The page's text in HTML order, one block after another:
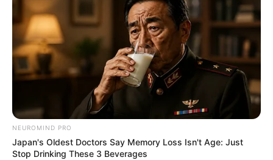
τραγικό συμβάν σημειώθηκε πριν λίγο.
Σύμφωνα με τα πρώτα στοιχεία, μια παλέτα
καταπλάκωσε τον εργαζόμενο κατά τη
διάρκεια της εργασίας.
Με ασθενοφόρο μεταφέρθηκε στο νοσοκομείο
της Χαλκίδας αλλά δυστυχώς ήταν νεκρός
βυθίζοντας στο πένθος την οικογένεια του και
όλη την περιοχή.
NEUROMIND PRO
Japan's Oldest Doctors Say Memory Loss Isn't Age: Just
Stop Drinking These 3 Beverages